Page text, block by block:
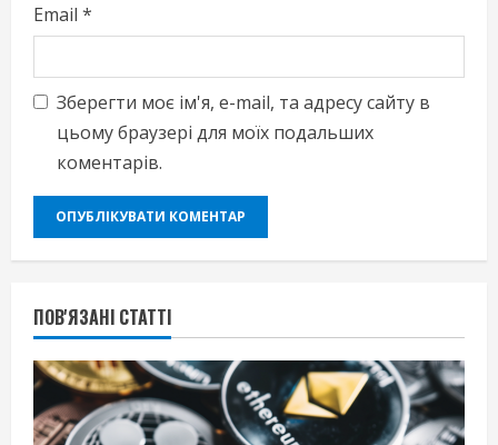
Email *
Зберегти моє ім'я, e-mail, та адресу сайту в
цьому браузері для моїх подальших
коментарів.
ПОВ'ЯЗАНІ СТАТТІ